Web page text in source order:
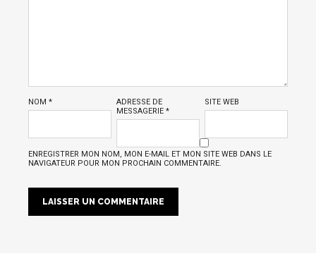
NOM *
ADRESSE DE
MESSAGERIE*
SITE WEB
ENREGISTRER MON NOM, MON E-MAIL ET MON SITE WEB DANS LE
NAVIGATEUR POUR MON PROCHAIN COMMENTAIRE.